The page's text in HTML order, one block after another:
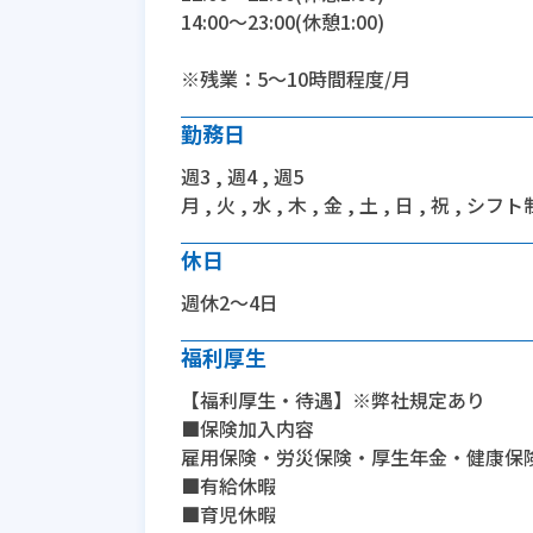
14:00〜23:00(休憩1:00)
※残業：5〜10時間程度/月
勤務日
週3 , 週4 , 週5
月 , 火 , 水 , 木 , 金 , 土 , 日 , 祝 , シフト
休日
週休2～4日
福利厚生
【福利厚生・待遇】※弊社規定あり
■保険加入内容
雇用保険・労災保険・厚生年金・健康保
■有給休暇
■育児休暇